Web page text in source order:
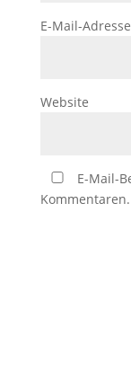
E-Mail-Adresse
Website
E-Mail-